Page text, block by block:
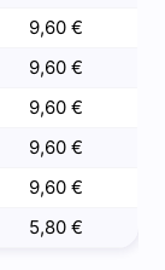
9,60 €
9,60 €
9,60 €
9,60 €
9,60 €
5,80 €